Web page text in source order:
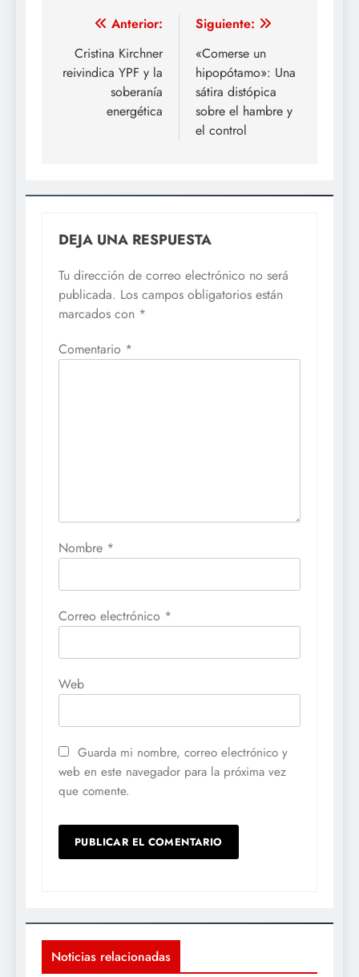
Navegación
de
entradas
Anterior:
Cristina Kirchner
reivindica YPF y la
soberanía
energética
Siguiente:
«Comerse un
hipopótamo»: Una
sátira distópica
sobre el hambre y
el control
DEJA UNA RESPUESTA
Tu dirección de correo electrónico no será
publicada. Los campos obligatorios están
marcados con *
Comentario *
Nombre *
Correo electrónico *
Web
Guarda mi nombre, correo electrónico y
web en este navegador para la próxima vez
que comente.
Noticias relacionadas